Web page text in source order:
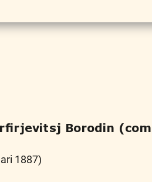
Borodin
1887)